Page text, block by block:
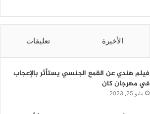
الأخيرة تعليقات
فيلم هندي عن القمع الجنسي يستأثر بالإعجاب
في مهرجان كان
مايو 25, 2023